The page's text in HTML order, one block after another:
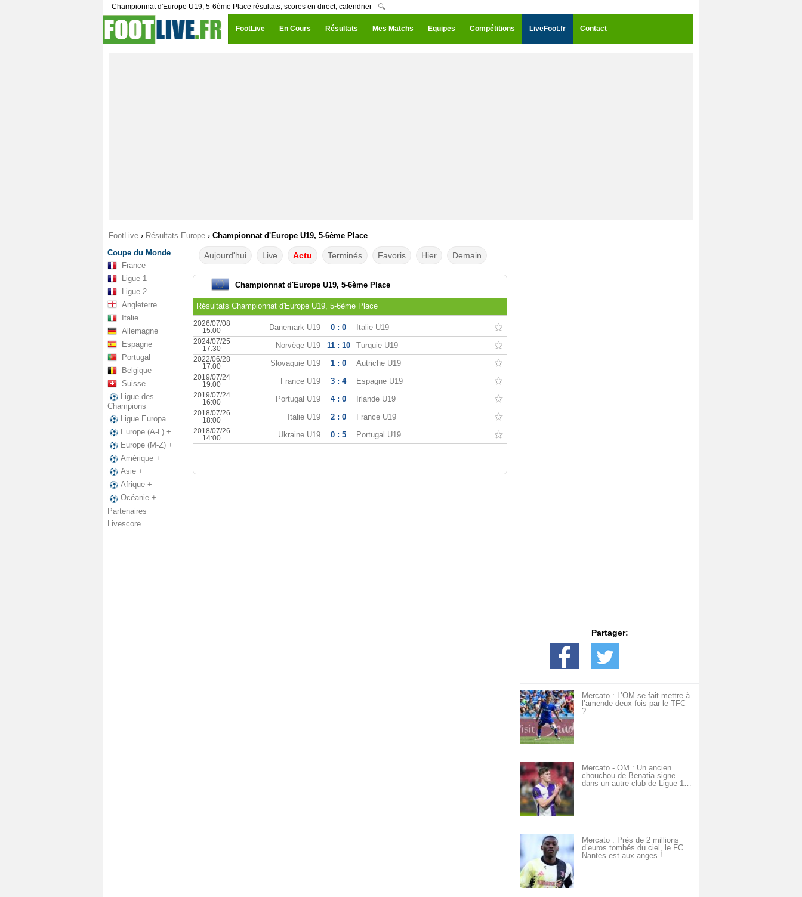
Championnat d'Europe U19, 5-6ème Place résultats, scores en direct, calendrier 🔍
FootLive En Cours Résultats Mes Matchs Equipes Compétitions LiveFoot.fr Contact
FootLive › Résultats Europe › Championnat d'Europe U19, 5-6ème Place
Coupe du Monde
France
Ligue 1
Ligue 2
Angleterre
Italie
Allemagne
Espagne
Portugal
Belgique
Suisse
Ligue des
Champions
Ligue Europa
Europe (A-L) +
Europe (M-Z) +
Amérique +
Asie +
Afrique +
Océanie +
Partenaires
Livescore
Aujourd'hui Live Actu Terminés Favoris Hier Demain
Championnat d'Europe U19, 5-6ème Place
Résultats Championnat d'Europe U19, 5-6ème Place
2026/07/08
15:00
Danemark U19 0 : 0 Italie U19
2024/07/25
17:30
Norvège U19 11 : 10 Turquie U19
2022/06/28
17:00
Slovaquie U19 1 : 0 Autriche U19
2019/07/24
19:00
France U19 3 : 4 Espagne U19
2019/07/24
16:00
Portugal U19 4 : 0 Irlande U19
2018/07/26
18:00
Italie U19 2 : 0 France U19
2018/07/26
14:00
Ukraine U19 0 : 5 Portugal U19
Partager:
Mercato : L’OM se fait mettre à
l’amende deux fois par le TFC
?
Mercato - OM : Un ancien
chouchou de Benatia signe
dans un autre club de Ligue 1…
Mercato : Près de 2 millions
d’euros tombés du ciel, le FC
Nantes est aux anges !